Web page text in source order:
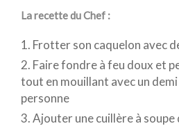
La recette du Chef :
Frotter son caquelon avec
Faire fondre à feu doux et
tout en mouillant avec un
personne
Ajouter une cuillère à soupe